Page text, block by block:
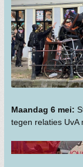
Maandag 6 mei:
tegen relaties UvA